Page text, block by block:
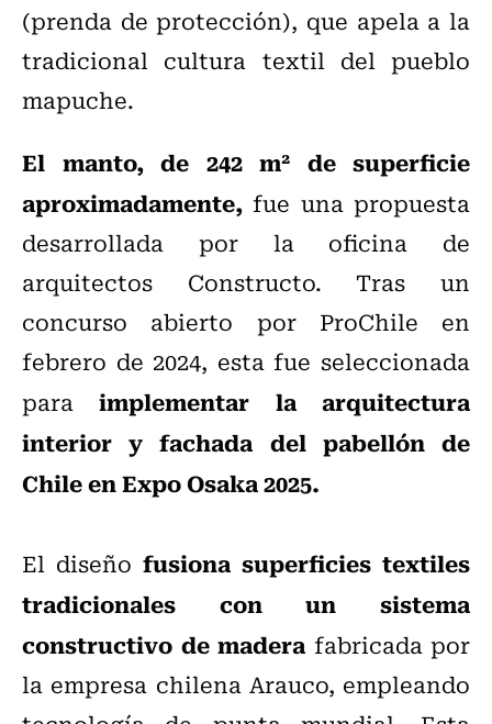
(prenda de protección), que apela a la
tradicional cultura textil del pueblo
mapuche.
El manto, de 242 m² de superficie
aproximadamente, fue una propuesta
desarrollada por la oficina de
arquitectos Constructo. Tras un
concurso abierto por ProChile en
febrero de 2024, esta fue seleccionada
paraimplementar la arquitectura
interior y fachada del pabellón de
Chile en Expo Osaka 2025.
El diseño fusiona superficies textiles
tradicionales con un sistema
constructivo de madera fabricada por
la empresa chilena Arauco, empleando